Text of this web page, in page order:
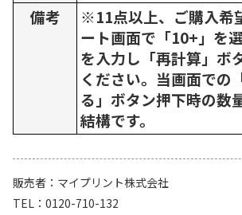
備考
※11点以上、ご購入希
ート画面で「10+」を
を入力し「再計算」ボ
ください。当画面での
る」ボタン押下時の数
結構です。
販売者
マイプリント株式会社
TEL
0120-710-132